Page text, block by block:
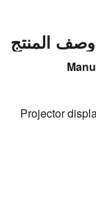
وصف المنتج
Projector